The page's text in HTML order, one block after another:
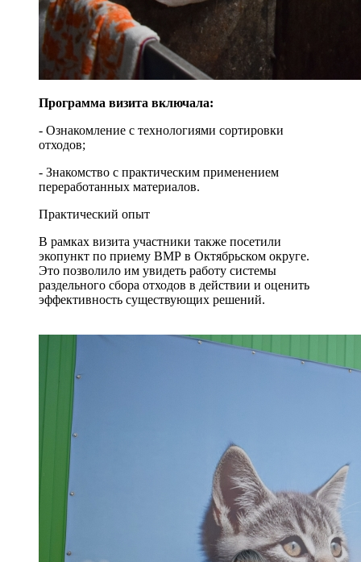
Программа визита включала:
- Ознакомление с технологиями сортировки
отходов;
- Знакомство с практическим применением
переработанных материалов.
Практический опыт
В рамках визита участники также посетили
экопункт по приему ВМР в Октябрьском округе.
Это позволило им увидеть работу системы
раздельного сбора отходов в действии и оценить
эффективность существующих решений.